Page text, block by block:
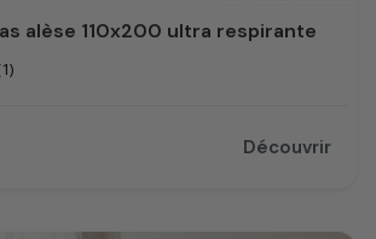
alèse 110x200 ultra respirante
Découvrir